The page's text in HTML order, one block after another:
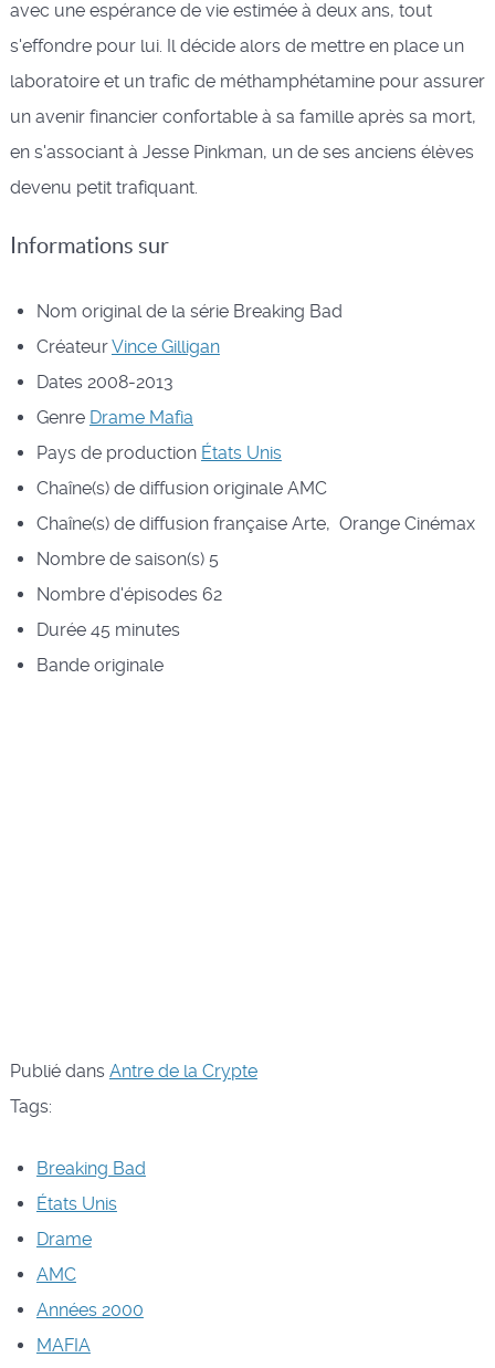
avec une espérance de vie estimée à deux ans, tout
s'effondre pour lui. Il décide alors de mettre en place un
laboratoire et un trafic de méthamphétamine pour assurer
un avenir financier confortable à sa famille après sa mort,
en s'associant à Jesse Pinkman, un de ses anciens élèves
devenu petit trafiquant.
Informations sur
Nom original de la série Breaking Bad
CréateurVince Gilligan
Dates 2008-2013
Genre DrameMafia
Pays de production États Unis
Chaîne(s) de diffusion originale AMC
Chaîne(s) de diffusion française Arte, Orange Cinémax
Nombre de saison(s) 5
Nombre d'épisodes 62
Durée 45 minutes
Bande originale
Publié dans Antre de la Crypte
Tags:
Breaking Bad
États Unis
Drame
AMC
Années 2000
MAFIA